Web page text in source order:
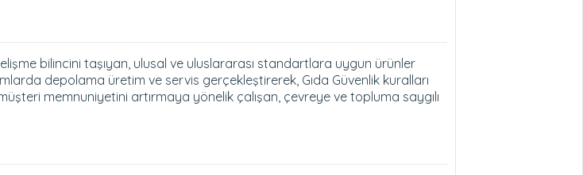
bilincini taşıyan, ulusal ve uluslararası standartlara uygun ürünler
depolama üretim ve servis gerçekleştirerek, Gıda Güvenlik kuralları
memnuniyetini artırmaya yönelik çalışan, çevreye ve topluma saygılı